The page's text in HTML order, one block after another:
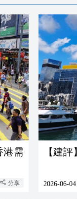
港需
分享
【建
2026-06-04